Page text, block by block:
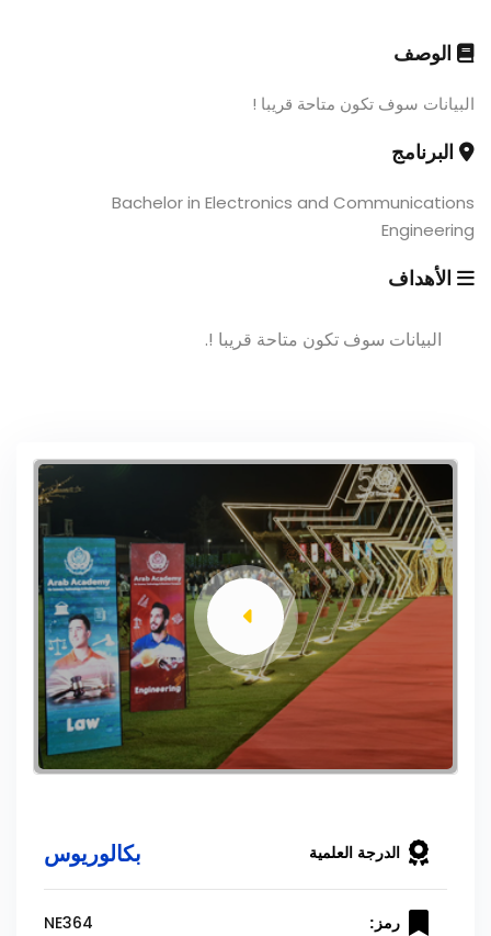
الوصف
البيانات سوف تكون متاحة قريبا !
البرنامج
Bachelor in Electronics and Communications
Engineering
الأهداف
البيانات سوف تكون متاحة قريبا !.
الدرجة العلمية بكالوريوس
رمز: NE364